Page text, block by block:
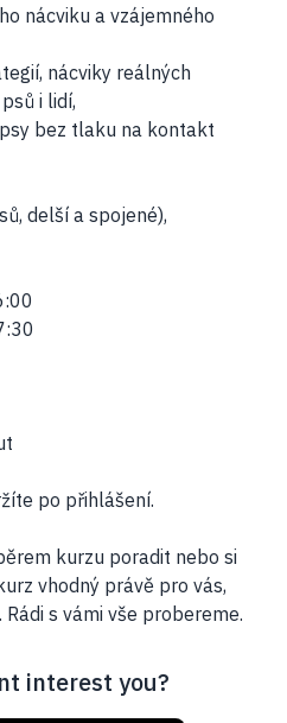
nácviku a vzájemného
nácviky reálných
i lidí,
bez tlaku na kontakt
delší a spojené),
po přihlášení.
kurzu poradit nebo si
vhodný právě pro vás,
s vámi vše probereme.
interest you?